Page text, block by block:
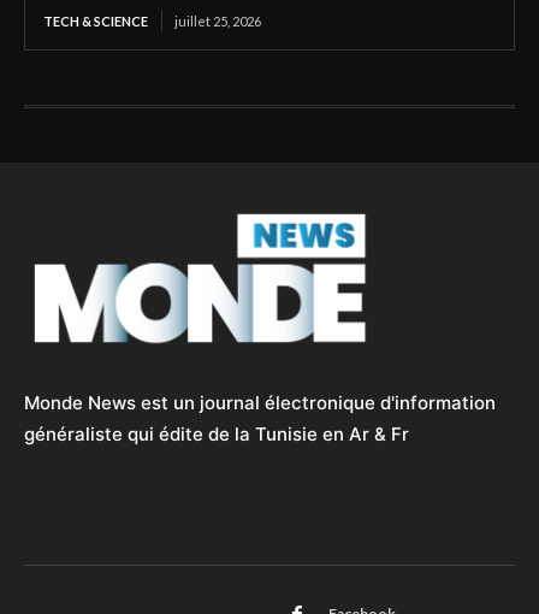
TECH & SCIENCE juillet 25, 2026
Monde News est un journal électronique d'information
généraliste qui édite de la Tunisie en Ar & Fr